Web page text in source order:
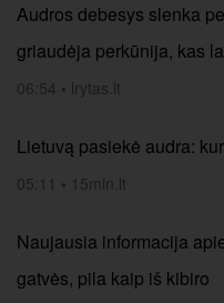
Audros debesys slenka
griaudėja perkūnija, kas
06:54 • lrytas.lt
Lietuvą pasiekė audra:
05:11 • 15min.lt
Naujausia informacija
gatvės, pila kaip iš kibiro